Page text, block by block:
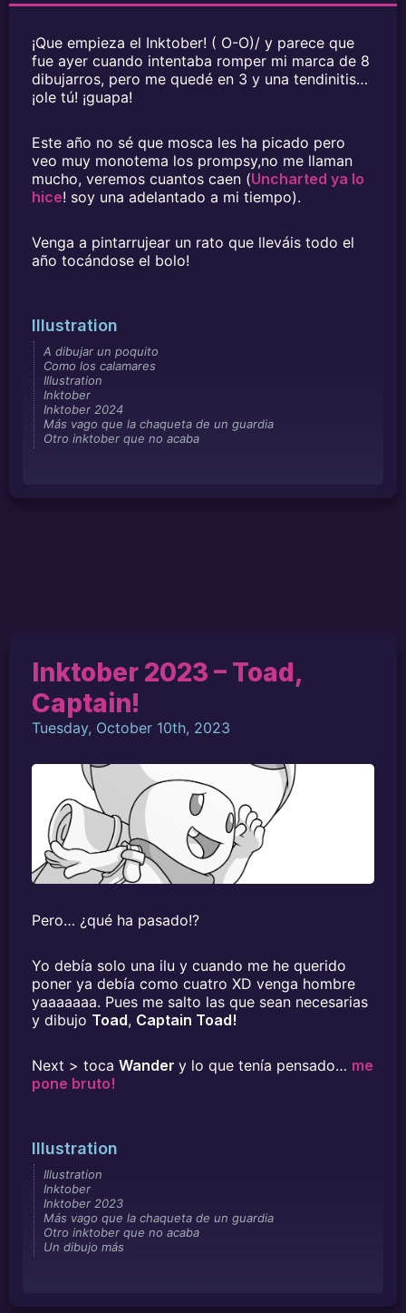
¡Que empieza el Inktober! ( O-O)/ y parece que
fue ayer cuando intentaba romper mi marca de 8
dibujarros, pero me quedé en 3 y una tendinitis…
¡ole tú! ¡guapa!
Este año no sé que mosca les ha picado pero
veo muy monotema los prompsy,no me llaman
mucho, veremos cuantos caen (Uncharted ya lo
hice! soy una adelantado a mi tiempo).
Venga a pintarrujear un rato que lleváis todo el
año tocándose el bolo!
Illustration
A dibujar un poquito
Como los calamares
Illustration
Inktober
Inktober 2024
Más vago que la chaqueta de un guardia
Otro inktober que no acaba
Inktober 2023 – Toad,
Captain!
Tuesday, October 10th, 2023
Pero… ¿qué ha pasado!?
Yo debía solo una ilu y cuando me he querido
poner ya debía como cuatro XD venga hombre
yaaaaaaa. Pues me salto las que sean necesarias
y dibujo Toad, Captain Toad!
Next > toca Wander y lo que tenía pensado… me
pone bruto!
Illustration
Illustration
Inktober
Inktober 2023
Más vago que la chaqueta de un guardia
Otro inktober que no acaba
Un dibujo más